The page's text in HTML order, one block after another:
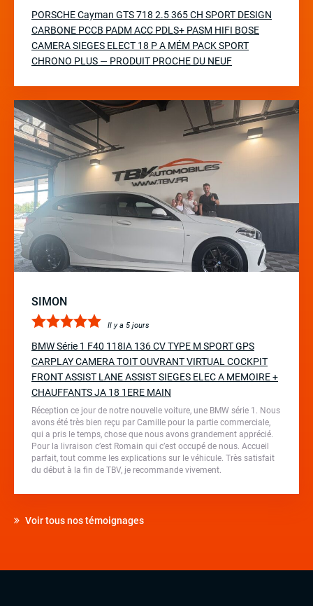
PORSCHE Cayman GTS 718 2.5 365 CH SPORT DESIGN
CARBONE PCCB PADM ACC PDLS+ PASM HIFI BOSE
CAMERA SIEGES ELECT 18 P A MÉM PACK SPORT
CHRONO PLUS — PRODUIT PROCHE DU NEUF
SIMON
Il y a 5 jours
BMW Série 1 F40 118IA 136 CV TYPE M SPORT GPS
CARPLAY CAMERA TOIT OUVRANT VIRTUAL COCKPIT
FRONT ASSIST LANE ASSIST SIEGES ELEC A MEMOIRE +
CHAUFFANTS JA 18 1ERE MAIN
Réception ce jour de notre nouvelle voiture, une BMW série 1. Nous
avons été très bien reçu par Camille pour la partie commerciale,
qui a pris le temps, chose que nous avons grandement apprécié.
Pour la livraison c’est Romain qui c’est occupé de nous. Accueil
parfait, tout comme les explications sur le véhicule. Très satisfait
du début à la fin de TBV, je recommande vivement.
Voir tous nos témoignages